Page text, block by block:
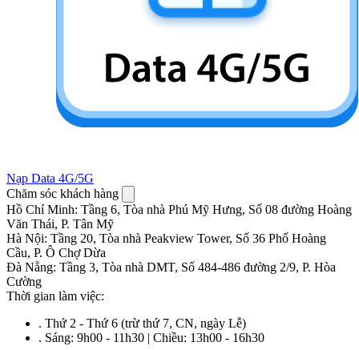
Nạp Data 4G/5G
Chăm sóc khách hàng
Hồ Chí Minh: Tầng 6, Tòa nhà Phú Mỹ Hưng, Số 08 đường Hoàng
Văn Thái, P. Tân Mỹ
Hà Nội: Tầng 20, Tòa nhà Peakview Tower, Số 36 Phố Hoàng
Cầu, P. Ô Chợ Dừa
Đà Nẵng: Tầng 3, Tòa nhà DMT, Số 484-486 đường 2/9, P. Hòa
Cường
Thời gian làm việc:
. Thứ 2 - Thứ 6 (trừ thứ 7, CN, ngày Lễ)
. Sáng: 9h00 - 11h30 | Chiều: 13h00 - 16h30